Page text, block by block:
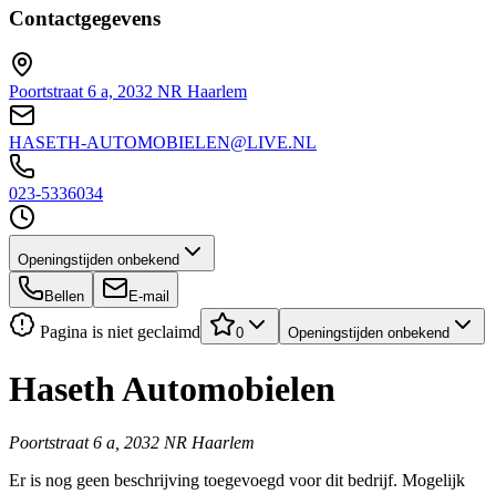
Contactgegevens
Poortstraat 6 a, 2032 NR Haarlem
HASETH-AUTOMOBIELEN@LIVE.NL
023-5336034
Openingstijden onbekend
Bellen E-mail
Pagina is niet geclaimd 0 Openingstijden onbekend
Haseth Automobielen
Poortstraat 6 a, 2032 NR Haarlem
Er is nog geen beschrijving toegevoegd voor dit bedrijf. Mogelijk